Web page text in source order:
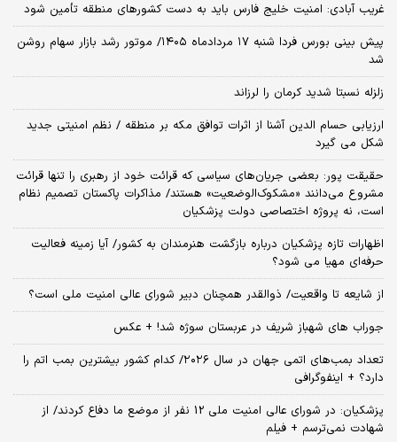
غریب آبادی: امنیت خلیج فارس باید به دست کشورهای منطقه تأمین شود
پیش بینی بورس فردا شنبه ۱۷ مردادماه ۱۴۰۵/ موتور رشد بازار سهام روشن
شد
زلزله نسبتا شدید کرمان را لرزاند
ارزیابی حسام الدین آشنا از اثرات توافق مکه بر منطقه / نظم امنیتی جدید
شکل می گیرد
حقیقت پور: بعضی جریان‌های سیاسی که قرائت خود از رهبری را تنها قرائت
مشروع می‌دانند «مشکوک‌الوضعیت» هستند/ مذاکرات پاکستان تصمیم نظام
است، نه پروژه اختصاصی دولت پزشکیان
اظهارات تازه پزشکیان درباره بازگشت هنرمندان به کشور/ آیا زمینه فعالیت
حرفه‌ای مهیا می شود؟
از شایعه تا واقعیت/ ذوالقدر همچنان دبیر شورای ‌عالی امنیت ملی است؟
جوراب های شهباز شریف در عربستان سوژه شد! + عکس
تعداد بمب‌های اتمی جهان در سال ۲۰۲۶/ کدام کشور بیشترین بمب اتم را
دارد؟ + اینفوگرافی
پزشکیان: در شورای عالی امنیت ملی 12 نفر از موضع ما دفاع کردند/ از
شهادت نمی‌ترسم + فیلم